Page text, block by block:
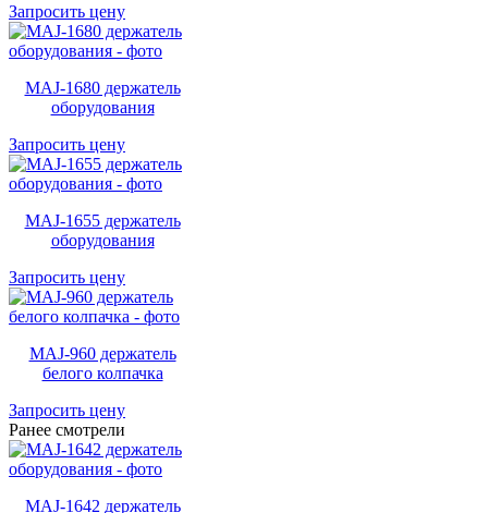
Запросить цену
MAJ-1680 держатель
оборудования
Запросить цену
MAJ-1655 держатель
оборудования
Запросить цену
MAJ-960 держатель
белого колпачка
Запросить цену
Ранее смотрели
MAJ-1642 держатель